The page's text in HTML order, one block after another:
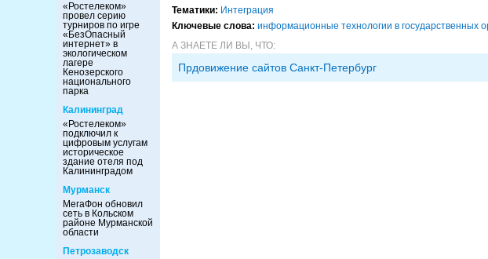
«Ростелеком»
провел серию
турниров по игре
«БезОпасный
интернет» в
экологическом
лагере
Кенозерского
национального
парка
Калининград
«Ростелеком»
подключил к
цифровым услугам
историческое
здание отеля под
Калининградом
Мурманск
МегаФон обновил
сеть в Кольском
районе Мурманской
области
Петрозаводск
Тематики: Интеграция
Ключевые слова: информационные технологии в государственных
А ЗНАЕТЕ ЛИ ВЫ, ЧТО:
Прдовижение сайтов Санкт-Петербург